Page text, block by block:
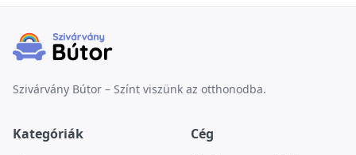
Szivárvány Bútor – Színt viszünk az otthonodba.
Kategóriák Cég